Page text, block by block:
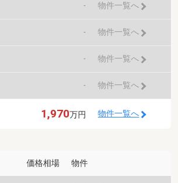
- 物件一覧へ
- 物件一覧へ
- 物件一覧へ
- 物件一覧へ
1,970万円 物件一覧へ
価格相場 物件